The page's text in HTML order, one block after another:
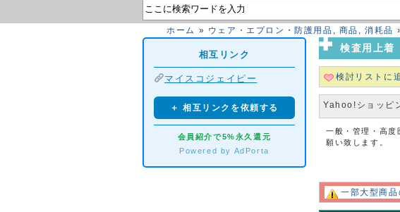
ホーム » ウェア・エプロン・防護用品 , 商品 ,消耗品
検査用上着
検討リストに
Yahoo!ショッピ
一般・管理・高度
願い致します。
一部大型商
相互リンク
マイスコジェイピー
＋ 相互リンクを依頼する
会員紹介で5%永久還元
Powered by AdPorta